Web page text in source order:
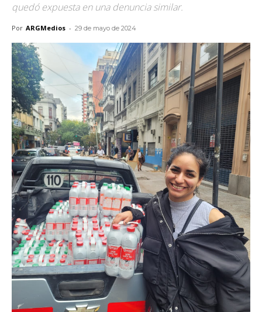
quedó expuesta en una denuncia similar.
Por ARGMedios - 29 de mayo de 2024